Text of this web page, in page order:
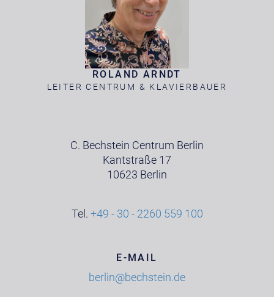
ROLAND ARNDT
LEITER CENTRUM & KLAVIERBAUER
C. Bechstein Centrum Berlin
Kantstraße 17
10623 Berlin
Tel. +49 - 30 - 2260 559 100
E-MAIL
berlin@bechstein.de